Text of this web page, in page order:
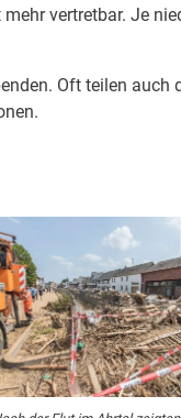
vertretbar. Je
Oft teilen auch